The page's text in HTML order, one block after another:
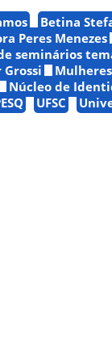
Betina
Peres Menezes
seminários
Núcleo de
UFSC